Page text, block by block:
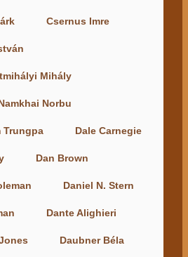
Csernus Imre
Mihály
Norbu
Trungpa Dale Carnegie
Dan Brown
Daniel N. Stern
Dante Alighieri
Daubner Béla